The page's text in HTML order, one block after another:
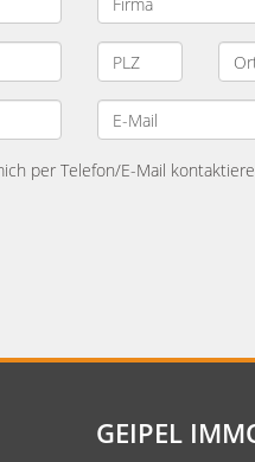
per Telefon/E-Mail
GEIPEL